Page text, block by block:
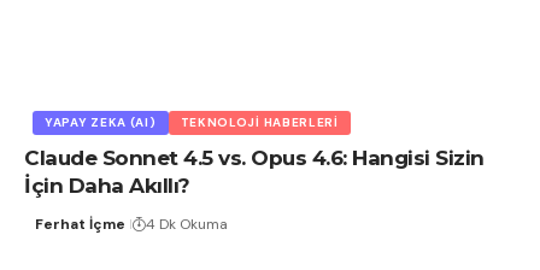
YAPAY ZEKA (AI) TEKNOLOJI HABERLERI
Claude Sonnet 4.5 vs. Opus 4.6: Hangisi Sizin
İçin Daha Akıllı?
Ferhat İçme 4 Dk Okuma